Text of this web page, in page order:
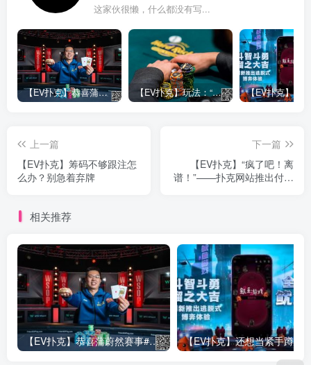
这家伙很懒，什么都没有写...
【EV扑克】恭喜蒲蔚然赛事#65夺冠，收获国人2023WSOP第六条金手链，奖金93万刀！ 【EV扑克】玩法：“松弱鱼/松凶鱼打法”的基本攻略
上一篇
【EV扑克】筹码不够跟注怎
么办？别急着弃牌
下一篇
【EV扑克】“疯了吧！离
谱！”——扑克网站推出付费
相关推荐
【EV扑克】恭喜蒲蔚然赛事#65夺冠，收获国人2023WSOP第六条金手链，奖金93万刀！